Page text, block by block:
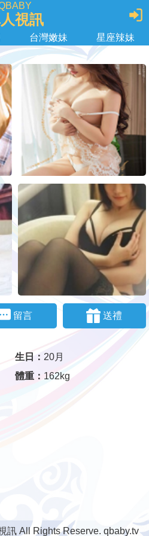
視訊
台灣嫩妹
星座辣妹
留言 送禮
生日： 20月
體重： 162kg
訊 All Rights Reserve. qbaby.tv